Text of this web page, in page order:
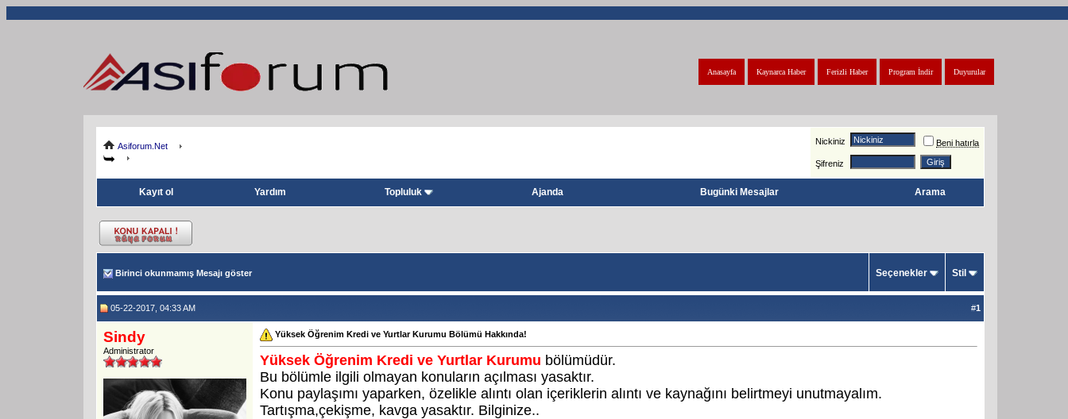
Duyurular
Program İndir
Ferizli Haber
Kaynarca Haber
Anasayfa
Asiforum.Net Nickiniz Beni hatırla
Şifreniz
Kayıt ol Yardım Topluluk Ajanda Bugünki Mesajlar Arama
Birinci okunmamış Mesajı göster Seçenekler Stil
05-22-2017, 04:33 AM #1
Sindy
Administrator
Yüksek Öğrenim Kredi ve Yurtlar Kurumu Bölümü Hakkında!
Yüksek Öğrenim Kredi ve Yurtlar Kurumu bölümüdür.
Bu bölümle ilgili olmayan konuların açılması yasaktır.
Konu paylaşımı yaparken, özelikle alıntı olan içeriklerin alıntı ve kaynağını belirtmeyi unutmayalım.
Tartışma,çekişme, kavga yasaktır. Bilginize..